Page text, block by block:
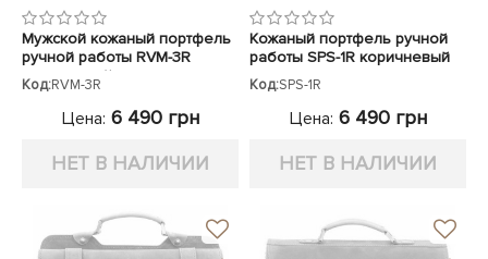
Мужской кожаный портфель
ручной работы RVM-3R
коричневый
Код:RVM-3R
Цена: 6 490 грн
НЕТ В НАЛИЧИИ
Кожаный портфель ручной
работы SPS-1R коричневый
Код:SPS-1R
Цена: 6 490 грн
НЕТ В НАЛИЧИИ